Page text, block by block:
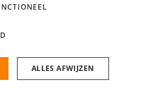
• © 2026 • KvK nr: 34199416 •
ALLES AFWIJZEN